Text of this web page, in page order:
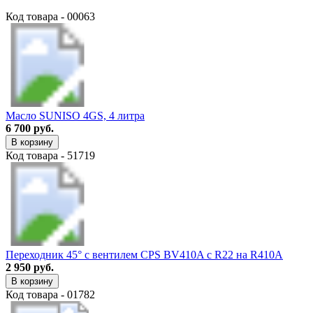
Код товара - 00063
Масло SUNISO 4GS, 4 литра
6 700 руб.
В корзину
Код товара - 51719
Переходник 45° с вентилем CPS BV410A с R22 на R410А
2 950 руб.
В корзину
Код товара - 01782